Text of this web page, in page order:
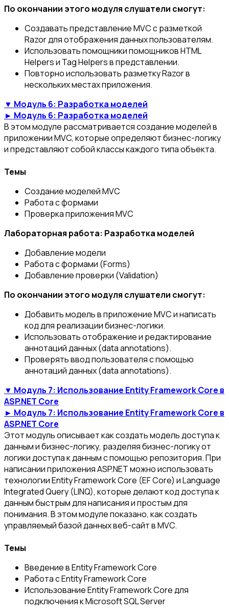
По окончании этого модуля слушатели смогут:
Создавать представление MVC с разметкой
Razor для отображения данных пользователям.
Использовать помощники помощников HTML
Helpers и Tag Helpers в представлении.
Повторно использовать разметку Razor в
нескольких местах приложения.
▼ Модуль 6: Разработка моделей
► Модуль 6: Разработка моделей
В этом модуле рассматривается создание моделей в
приложении MVC, которые определяют бизнес-логику
и представляют собой классы каждого типа объекта.
Темы
Создание моделей MVC
Работа с формами
Проверка приложения MVC
Лабораторная работа: Разработка моделей
Добавление модели
Работа с формами (Forms)
Добавление проверки (Validation)
По окончании этого модуля слушатели смогут:
Добавить модель в приложение MVC и написать
код для реализации бизнес-логики.
Использовать отображение и редактирование
аннотаций данных (data annotations).
Проверять ввод пользователя с помощью
аннотаций данных (data annotations).
▼ Модуль 7: Использование Entity Framework Core в
ASP.NET Core
► Модуль 7: Использование Entity Framework Core в
ASP.NET Core
Этот модуль описывает как создать модель доступа к
данным и бизнес-логику, разделяя бизнес-логику от
логики доступа к данным с помощью репозитория. При
написании приложения ASP.NET можно использовать
технологии Entity Framework Core (EF Core) и Language
Integrated Query (LINQ), которые делают код доступа к
данным быстрым для написания и простым для
понимания. В этом модуле показано, как создать
управляемый базой данных веб-сайт в MVC.
Темы
Введение в Entity Framework Core
Работа с Entity Framework Core
Использование Entity Framework Core для
подключения к Microsoft SQL Server